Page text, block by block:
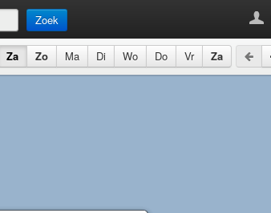
Zoek
Za Zo Ma Di Wo Do Vr Za